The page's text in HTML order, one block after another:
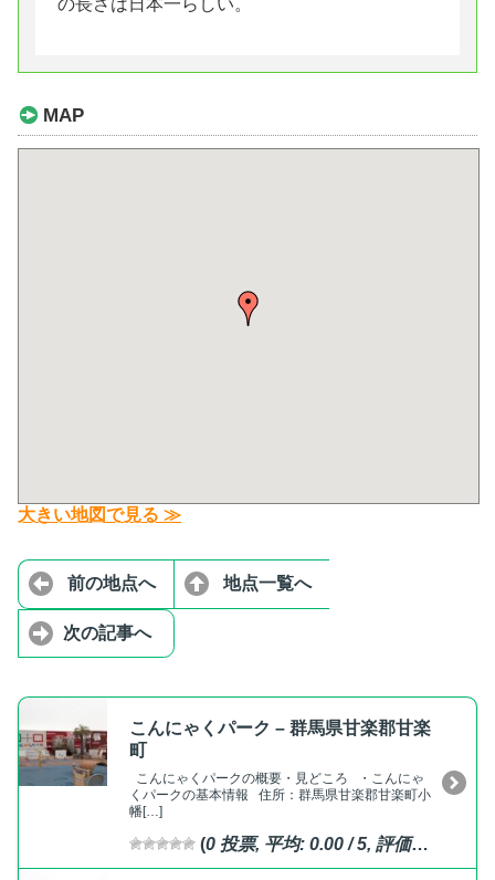
の長さは日本一らしい。
MAP
大きい地図で見る ≫
前の地点へ 地点一覧へ
次の記事へ
こんにゃくパーク – 群馬県甘楽郡甘楽
町
こんにゃくパークの概要・見どころ ・こんにゃ
くパークの基本情報 住所：群馬県甘楽郡甘楽町小
幡[…]
(0 投票, 平均: 0.00 / 5, 評価済